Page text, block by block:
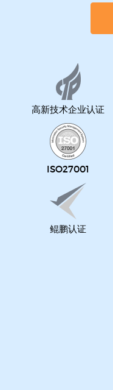
高新技术企业认证
ISO27001
鲲鹏认证